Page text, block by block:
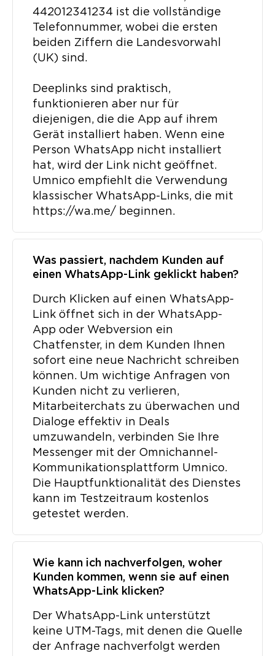
442012341234 ist die vollständige
Telefonnummer, wobei die ersten
beiden Ziffern die Landesvorwahl
(UK) sind.
Deeplinks sind praktisch,
funktionieren aber nur für
diejenigen, die die App auf ihrem
Gerät installiert haben. Wenn eine
Person WhatsApp nicht installiert
hat, wird der Link nicht geöffnet.
Umnico empfiehlt die Verwendung
klassischer WhatsApp-Links, die mit
https://wa.me/ beginnen.
Was passiert, nachdem Kunden auf
einen WhatsApp-Link geklickt haben?
Durch Klicken auf einen WhatsApp-
Link öffnet sich in der WhatsApp-
App oder Webversion ein
Chatfenster, in dem Kunden Ihnen
sofort eine neue Nachricht schreiben
können. Um wichtige Anfragen von
Kunden nicht zu verlieren,
Mitarbeiterchats zu überwachen und
Dialoge effektiv in Deals
umzuwandeln, verbinden Sie Ihre
Messenger mit der Omnichannel-
Kommunikationsplattform Umnico.
Die Hauptfunktionalität des Dienstes
kann im Testzeitraum kostenlos
getestet werden.
Wie kann ich nachverfolgen, woher
Kunden kommen, wenn sie auf einen
WhatsApp-Link klicken?
Der WhatsApp-Link unterstützt
keine UTM-Tags, mit denen die Quelle
der Anfrage nachverfolgt werden